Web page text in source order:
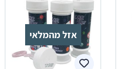
אזל מהמלאי